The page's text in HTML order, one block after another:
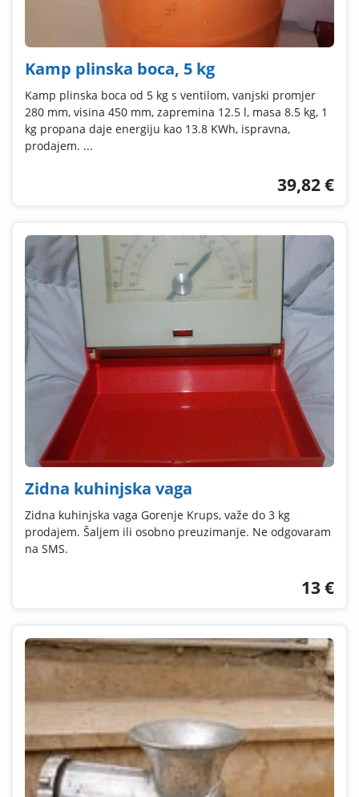
Kamp plinska boca, 5 kg
Kamp plinska boca od 5 kg s ventilom, vanjski promjer
280 mm, visina 450 mm, zapremina 12.5 l, masa 8.5 kg, 1
kg propana daje energiju kao 13.8 KWh, ispravna,
prodajem. ...
39,82 €
Zidna kuhinjska vaga
Zidna kuhinjska vaga Gorenje Krups, važe do 3 kg
prodajem. Šaljem ili osobno preuzimanje. Ne odgovaram
na SMS.
13 €